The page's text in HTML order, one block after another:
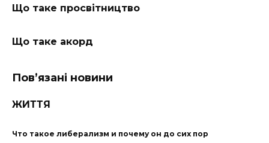
Що таке просвітництво
Що таке акорд
Пов’язані новини
ЖИТТЯ
Что такое либерализм и почему он до сих пор